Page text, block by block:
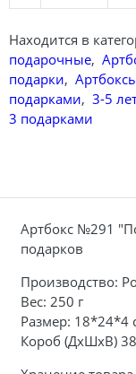
Находится в
подарочные,
подарки,
подарками, 3-5
3 подарками
Артбокс №291
подарков
Производство:
Вес: 250 г
Размер: 18*24*4
Короб (ДхШхВ)